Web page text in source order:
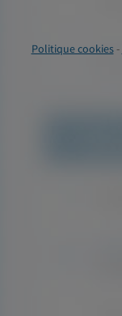
Politique cookies-